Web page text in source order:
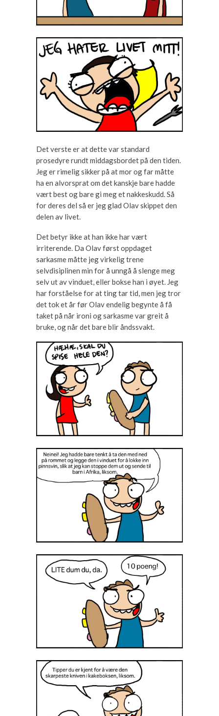
Det verste er at dette var standard
prosedyre rundt middagsbordet på den tiden.
Jeg er rimelig sikker på at mor og far måtte
ha en alvorsprat om det kanskje bare hadde
vært best og bare gi meg et nakkeskudd. Så
for deres del så er jeg glad Olav skippet den
delen av livet.
Det betyr ikke at han ikke har vært
irriterende. Da Olav først oppdaget
sarkasme måtte jeg virkelig trene
selvdisiplinen min for å unngå å slenge meg
selv ut av vinduet, eller bokse han i øyet. Jeg
har forståelse for at ting tar tid, men jeg tror
det tok et år før Olav endelig begynte å få
taket på når ironi og sarkasme var greit å
bruke, og når det bare blir åndssvakt.